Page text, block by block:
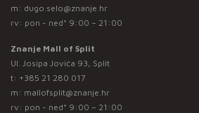
m: dugo.selo@znanje.hr
rv: pon - ned* 9:00 – 21:00
Znanje Mall of Split
Ul. Josipa Jovića 93, Split
t: +385 21 280 017
m: mallofsplit@znanje.hr
rv: pon - ned* 9:00 – 21:00